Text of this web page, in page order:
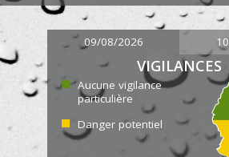
09/08/2026
VIGILANCES
Aucune vigilance
particulière
Danger potentiel